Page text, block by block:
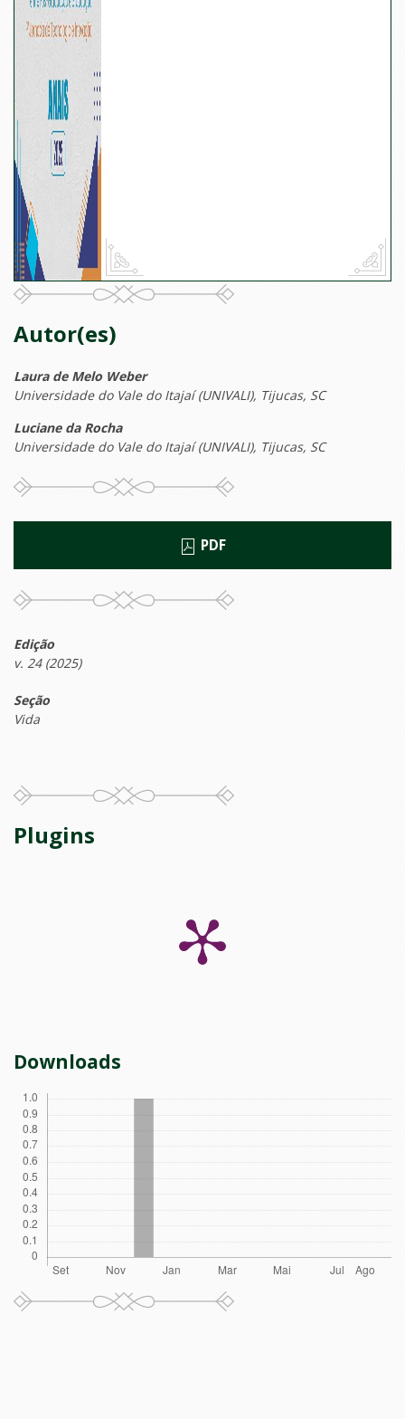
Autor(es)
Laura de Melo Weber
Universidade do Vale do Itajaí (UNIVALI), Tijucas, SC
Luciane da Rocha
Universidade do Vale do Itajaí (UNIVALI), Tijucas, SC
PDF
Edição
v. 24 (2025)
Seção
Vida
Plugins
Downloads